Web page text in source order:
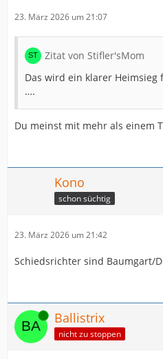
23. März 2026 um 21:07
Zitat von Stifler'sMom
Das wird ein klarer Heimsieg
….
Du meinst mit mehr als einem
Kono
schon süchtig
23. März 2026 um 21:42
Schiedsrichter sind Baumgart/
Online Ballistrix
nicht zu stoppen